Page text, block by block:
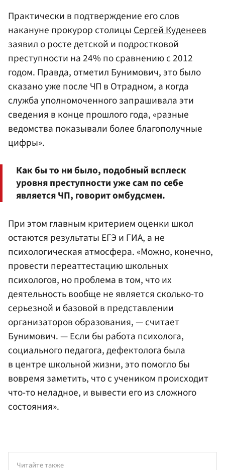
Практически в подтверждение его слов
накануне прокурор столицыСергей Куденеев
заявил о росте детской и подростковой
преступности на 24% по сравнению с 2012
годом. Правда, отметил Бунимович, это было
сказано уже после ЧП в Отрадном, а когда
служба уполномоченного запрашивала эти
сведения в конце прошлого года, «разные
ведомства показывали более благополучные
цифры».
Как бы то ни было, подобный всплеск
уровня преступности уже сам по себе
является ЧП, говорит омбудсмен.
При этом главным критерием оценки школ
остаются результаты ЕГЭ и ГИА, а не
психологическая атмосфера. «Можно, конечно,
провести переаттестацию школьных
психологов, но проблема в том, что их
деятельность вообще не является сколько-то
серьезной и базовой в представлении
организаторов образования, — считает
Бунимович. — Если бы работа психолога,
социального педагога, дефектолога была
в центре школьной жизни, это помогло бы
вовремя заметить, что с учеником происходит
что-то неладное, и вывести его из сложного
состояния».
Читайте также